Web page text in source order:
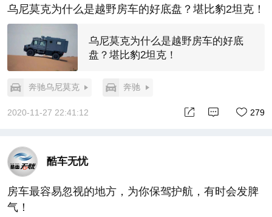
乌尼莫克为什么是越野房车的好底盘？堪比豹2坦克！
乌尼莫克为什么是越野房车的好底
盘？堪比豹2坦克！
奔驰乌尼莫克 奔驰
2020-11-27 22:41:12 279
酷车无忧
房车最容易忽视的地方，为你保驾护航，有时会发脾
气！